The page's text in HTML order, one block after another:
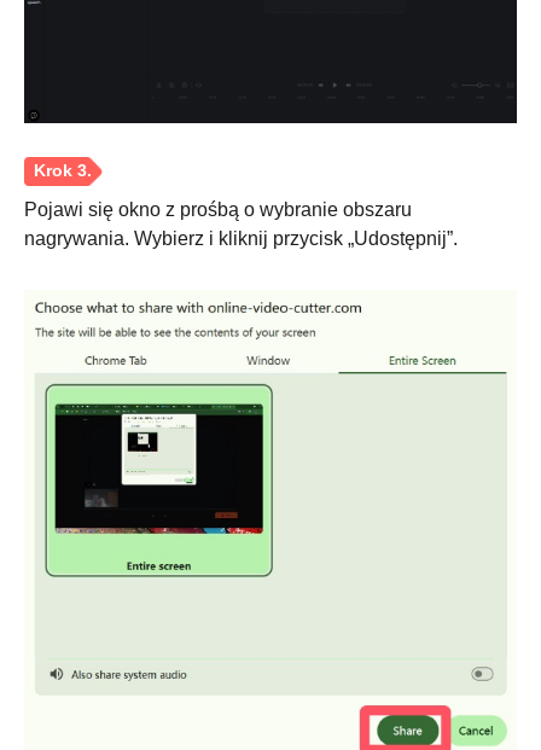
Pojawi się okno z prośbą o wybranie obszaru
nagrywania. Wybierz i kliknij przycisk „Udostępnij”.